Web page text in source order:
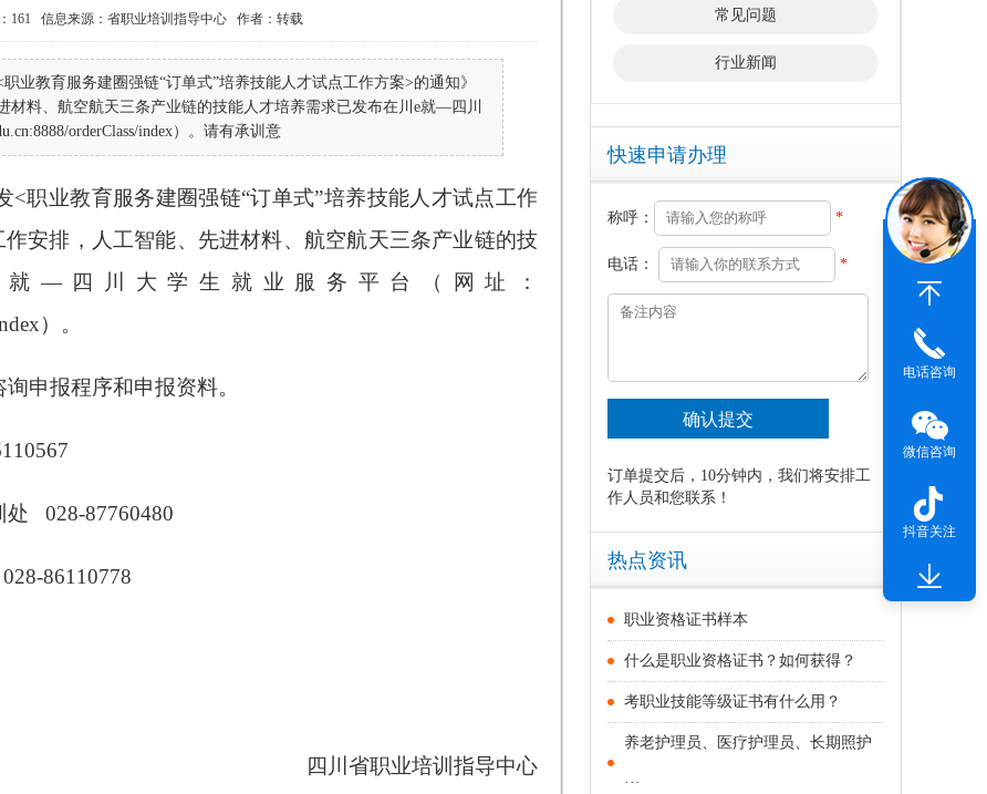
161 信息来源：省职业培训指导中心 作者：转载
业教育服务建圈强链“订单式”培养技能人才试点工作方案>的通知》
材料、航空航天三条产业链的技能人才培养需求已发布在川e就—四川
orderClass/index）。请有承训意
<职业教育服务建圈强链“订单式”培养技能人才试点工作
作安排 ， 人工智能、先进材料、航空航天三条产业链的技
就—四川大学生就业服务平台（网址
：
） 。
申报程序和申报资料。
处 028-87760480
028-86110778
四川 省职业培训指导中心
常见问题
行业新闻
快速申请办理
称呼： *
电话： *
订单提交后，10分钟内，我们将安排工
作人员和您联系！
热点资讯
职业资格证书样本
什么是职业资格证书？如何获得？
考职业技能等级证书有什么用？
养老护理员、医疗护理员、长期照护
···
电话咨询
微信咨询
抖音关注